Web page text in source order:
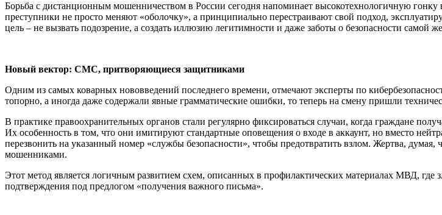
Борьба с дистанционным мошенничеством в России сегодня напоминает высокотехнологичную
преступники не просто меняют «оболочку», а принципиально перестраивают свой подход,
цель – не вызвать подозрение, а создать иллюзию легитимности и даже заботы о безопасности самой
Новый вектор: СМС, притворяющиеся защитниками
Одним из самых коварных нововведений последнего времени, отмечают эксперты по
топорно, а иногда даже содержали явные грамматические ошибки, то теперь на смену пришли
В практике правоохранительных органов стали регулярно фиксироваться случаи, когда граждане
Их особенность в том, что они имитируют стандартные оповещения о входе в аккаунт, но вместо
перезвонить на указанный номер «службы безопасности», чтобы предотвратить взлом. Жертва,
мошенниками.
Этот метод является логичным развитием схем, описанных в профилактических материалах МВД,
подтверждения под предлогом «получения важного письма».